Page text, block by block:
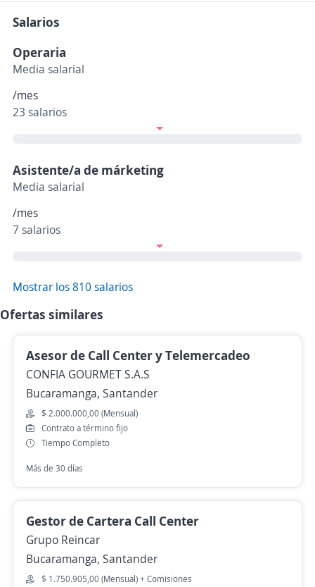
Salarios
Operaria
Media salarial
/mes
23 salarios
Asistente/a de márketing
Media salarial
/mes
7 salarios
Mostrar los 810 salarios
Ofertas similares
Asesor de Call Center y Telemercadeo
CONFIA GOURMET S.A.S
Bucaramanga, Santander
$ 2.000.000,00 (Mensual)
Contrato a término fijo
Tiempo Completo
Más de 30 días
Gestor de Cartera Call Center
Grupo Reincar
Bucaramanga, Santander
$ 1.750.905,00 (Mensual) + Comisiones